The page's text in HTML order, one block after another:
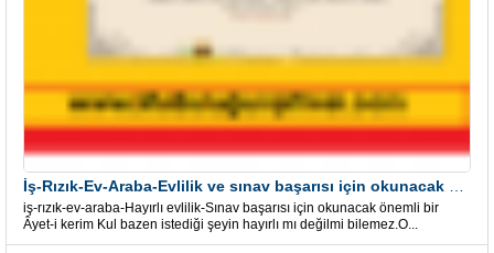
iş-rızık-ev-araba-Hayırlı evlilik-Sınav başarısı için okunacak önemli bir
Âyet-i kerim Kul bazen istediği şeyin hayırlı mı değilmi bilemez.O...